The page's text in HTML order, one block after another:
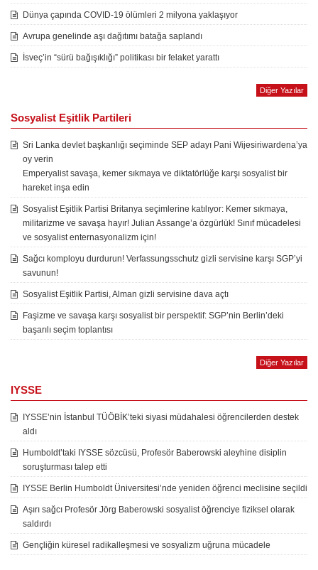
Dünya çapında COVID-19 ölümleri 2 milyona yaklaşıyor
Avrupa genelinde aşı dağıtımı batağa saplandı
İsveç’in “sürü bağışıklığı” politikası bir felaket yarattı
Diğer Yazılar
Sosyalist Eşitlik Partileri
Sri Lanka devlet başkanlığı seçiminde SEP adayı Pani Wijesiriwardena’ya
oy verin
Emperyalist savaşa, kemer sıkmaya ve diktatörlüğe karşı sosyalist bir
hareket inşa edin
Sosyalist Eşitlik Partisi Britanya seçimlerine katılıyor: Kemer sıkmaya,
militarizme ve savaşa hayır! Julian Assange’a özgürlük! Sınıf mücadelesi
ve sosyalist enternasyonalizm için!
Sağcı komployu durdurun! Verfassungsschutz gizli servisine karşı SGP’yi
savunun!
Sosyalist Eşitlik Partisi, Alman gizli servisine dava açtı
Faşizme ve savaşa karşı sosyalist bir perspektif: SGP’nin Berlin’deki
başarılı seçim toplantısı
Diğer Yazılar
IYSSE
IYSSE’nin İstanbul TÜÖBİK’teki siyasi müdahalesi öğrencilerden destek
aldı
Humboldt’taki IYSSE sözcüsü, Profesör Baberowski aleyhine disiplin
soruşturması talep etti
IYSSE Berlin Humboldt Üniversitesi’nde yeniden öğrenci meclisine seçildi
Aşırı sağcı Profesör Jörg Baberowski sosyalist öğrenciye fiziksel olarak
saldırdı
Gençliğin küresel radikalleşmesi ve sosyalizm uğruna mücadele